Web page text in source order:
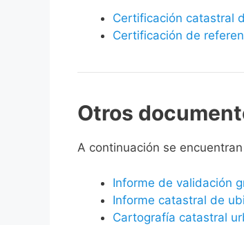
Certificación catastral
Certificación de
Otros
A continuación se
Informe de validación
Informe catastral de
Cartografía catastral